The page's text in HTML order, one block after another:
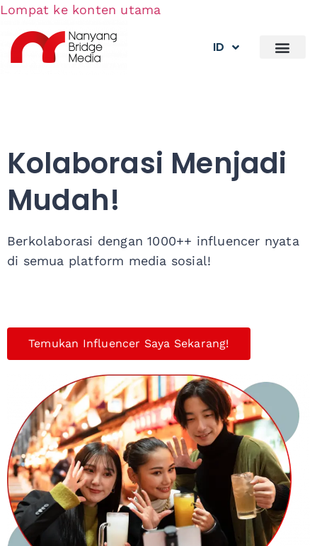
Lompat ke konten utama
ID
Kolaborasi Menjadi
Mudah!
Berkolaborasi dengan 1000++ influencer nyata
di semua platform media sosial!
Temukan Influencer Saya Sekarang!